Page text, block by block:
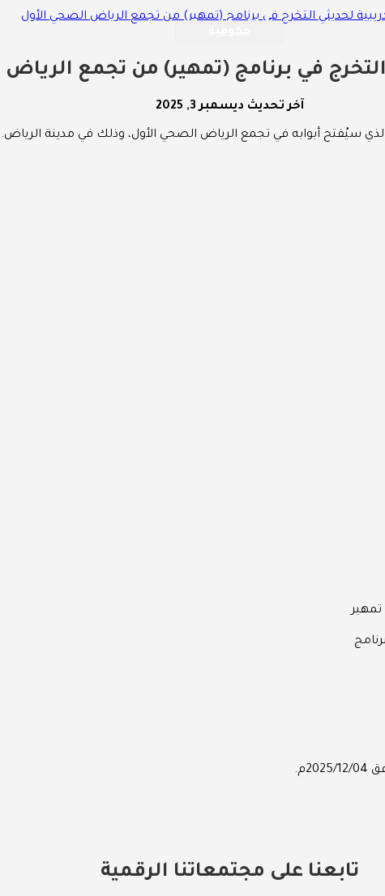
في برنامج (تمهير) من تجمع
آخر تحديث ديسمبر 3, 2025
سيُفتح أبوابه في تجمع الرياض الصحي الأول، وذلك في مدينة
تابعنا على مجتمعاتنا الرقمية